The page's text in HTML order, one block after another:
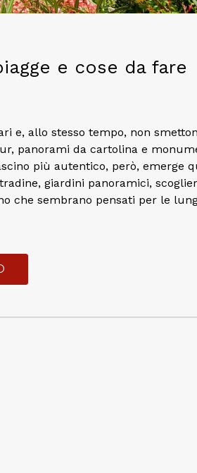
e cose da fare
e, allo stesso tempo, non
panorami da cartolina e
più autentico, però, emerge
giardini panoramici,
che sembrano pensati per le